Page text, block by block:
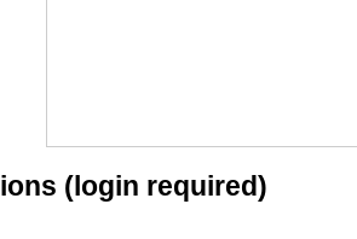
(login required)